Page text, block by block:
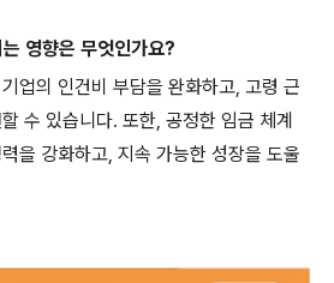
영향은 무엇인가요?
업의 인건비 부담을 완화하고, 고령 근
수 있습니다. 또한, 공정한 임금 체계
을 강화하고, 지속 가능한 성장을 도울